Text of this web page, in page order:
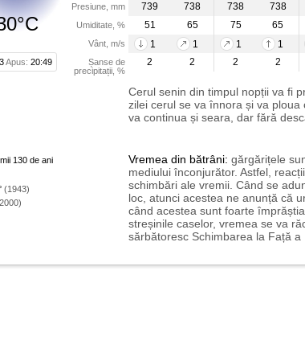
Apus: 20:49
Presiune, mm
Umiditate, %
Vânt, m/s
Șanse de
precipitații, %
739
738 738 738
51
65 75 65
1
1 1 1
2
2 2 2
Cerul senin din timpul nopții va fi
zilei cerul se va înnora și va ploua
va continua și seara, dar fără
130 de ani
(1943)
Vremea din bătrâni: gărgărițele
mediului înconjurător. Astfel,
schimbări ale vremii. Când se
loc, atunci acestea ne anunță că
când acestea sunt foarte
streșinile caselor, vremea se va
sărbătoresc Schimbarea la Față a